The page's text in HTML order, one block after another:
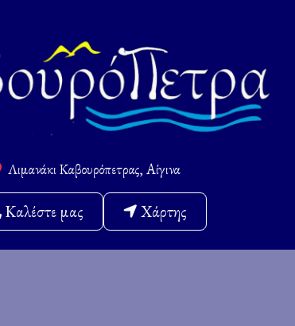
Λιμανάκι Καβουρόπετρας, Αίγινα
Καλέστε μας Χάρτης